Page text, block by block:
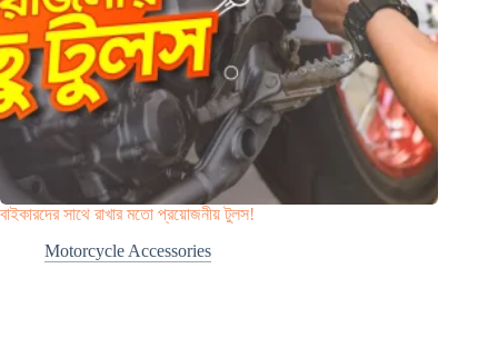
বাইকারদের সাথে রাখার মতো প্রয়োজনীয় টুলস!
Motorcycle Accessories